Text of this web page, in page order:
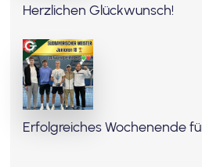
Herzlichen Glückwunsch!
Erfolgreiches Wochenende